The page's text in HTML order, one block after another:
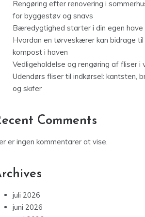
Rengøring efter renovering i
for byggestøv og snavs
Bæredygtighed starter i din egen have
Hvordan en tørveskærer kan bidrage
kompost i haven
Vedligeholdelse og rengøring af fliser i
Udendørs fliser til indkørsel: kantsten,
og skifer
Comments
er ingen kommentarer at vise.
juli 2026
juni 2026